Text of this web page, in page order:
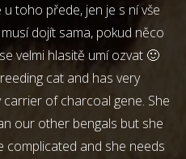
toho přede, jen je s ní vše
dojít sama, pokud něco
velmi hlasitě umí ozvat 🙂
cat and has very
of charcoal gene. She
our other bengals but she
complicated and she needs